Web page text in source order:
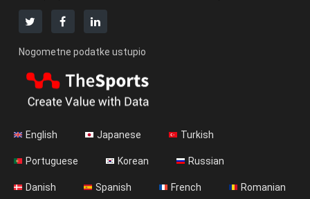
Nogometne podatke ustupio
English Japanese Turkish
Portuguese Korean Russian
Danish Spanish French Romanian